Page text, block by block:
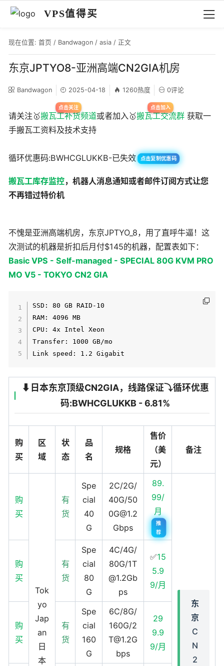
VPS值得买
现在位置: 首页 / Bandwagon / asia / 正文
东京JPTYO8-亚洲高端CN2GIA机房
Bandwagon 2025-04-18 1260热度 0评论
请关注🥇搬瓦工补货频道或者加入🥇搬瓦工交流群 获取一
手搬瓦工资料及技术支持
循环优惠码:BWHCGLUKKB-已失效 点击复制优惠码
搬瓦工库存监控，机器人消息通知或者邮件订阅方式让您
不再错过特价机
不愧是亚洲高端机房，东京JPTYO_8，用了直呼牛逼！这
次测试的机器是折扣后月付$145的机器，配置表如下：
Basic VPS - Self-managed - SPECIAL 80G KVM PRO
MO V5 - TOKYO CN2 GIA
SSD: 80 GB RAID-10
RAM: 4096 MB
CPU: 4x Intel Xeon
Transfer: 1000 GB/mo
⬇️日本东京顶级CN2GIA，线路保证⤵️循环优惠
码:BWHCGLUKKB - 6.81%
购
买
区
域
状
态
品
名
规格
售价
（美
元）
备注
购
买
Tok
yo
Jap
an
日
本
有
货
Spe
cial
40
G
2C/2G/
40G/50
0G@1.2
Gbps
89.
99/
月
推
荐
东
京
C
N
2
购
买
有
货
Spe
cial
80
G
4C/4G/
80G/1T
@1.2Gb
ps
✅15
5.9
9/月
购
买
有
货
Spe
cial
160
G
6C/8G/
160G/2
T@1.2G
bps
29
9.9
9/月